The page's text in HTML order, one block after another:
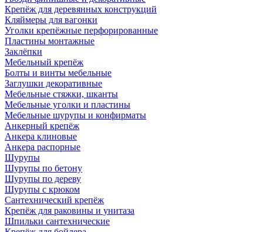
Крепёж для деревянных конструкций
Кляймеры для вагонки
Уголки крепёжные перфорированные
Пластины монтажные
Заклёпки
Мебельный крепёж
Болты и винты мебельные
Заглушки декоративные
Мебельные стяжки, шканты
Мебельные уголки и пластины
Мебельные шурупы и конфирматы
Анкерный крепёж
Анкера клиновые
Анкера распорные
Шурупы
Шурупы по бетону
Шурупы по дереву
Шурупы с крюком
Сантехнический крепёж
Крепёж для раковины и унитаза
Шпильки сантехнические